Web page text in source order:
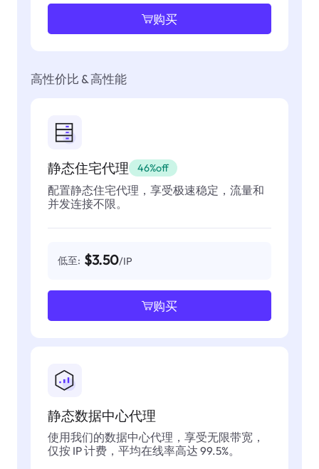
购买
高性价比 & 高性能
静态住宅代理 46%off
配置静态住宅代理，享受极速稳定，流量和
并发连接不限。
低至: $3.50/IP
购买
静态数据中心代理
使用我们的数据中心代理，享受无限带宽，
仅按 IP 计费，平均在线率高达 99.5%。